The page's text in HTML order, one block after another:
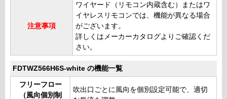
注意事項
ワイヤード（リモコン内蔵含む）またはワ
イヤレスリモコンでは、機能が異なる場合
がございます。
詳しくはメーカーカタログよりご確認くだ
さい。
FDTWZ566H6S-white の機能一覧
フリーフロー
（風向個別制
吹出口ごとに風向を個別設定可能で、適切